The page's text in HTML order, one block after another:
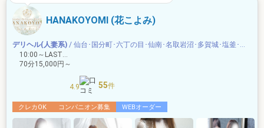
HANAKOYOMI (花こよみ)
デリヘル(人妻系) / 仙台･国分町･六丁の目･仙南･名取岩沼･多賀城･塩釜･富谷･県南･亘理白石
10:00～LAST …
70分15,000円～
4.9 55件
クレカOK コンパニオン募集 WEBオーダー